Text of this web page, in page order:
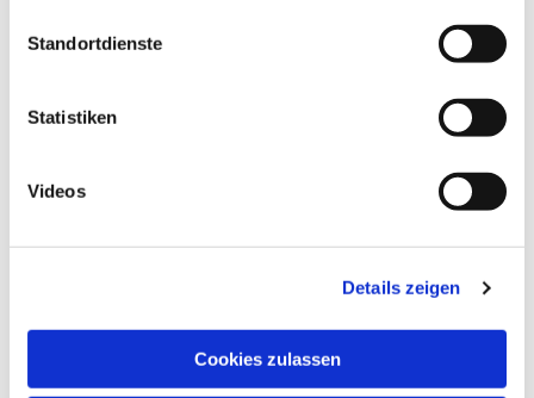
Standortdienste
Statistiken
Videos
Details zeigen
Cookies zulassen
empfohlen, fünf bestimmte Stellen des
massieren. Die klassische Bauchmassage ist
jedoch weniger kompliziert und einfacher zu
Massageverfahren,Reflexzonenmassage
Dr. med. Herbert Renz-Polster in: Gesundheit heute,
herausgegeben von Dr. med. Arne Schäffler. Trias,